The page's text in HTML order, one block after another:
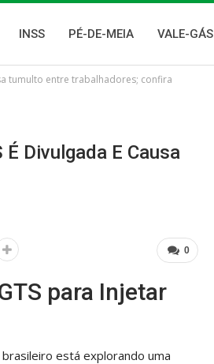
INSS PÉ-DE-MEIA VALE-GÁS
tumulto entre trabalhadores; confira
Divulgada E Causa
0
para Injetar
está explorando uma